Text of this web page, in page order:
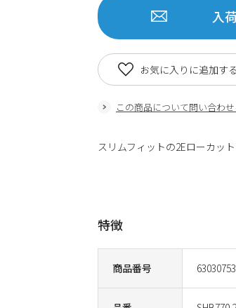
商品番号 63030753
入
この商品について問い合わせ
お気に入りに追加する
スリムフィットの2Eローカッ
特徴